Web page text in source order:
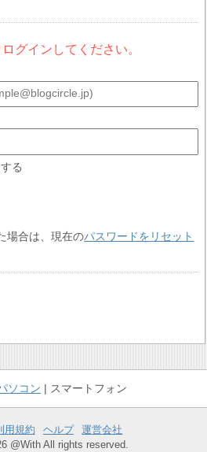
グインしてください。
る
場合は、現在のパスワードをリセット
ソコン スマートフォン
用規約 ヘルプ
運営会社
@With All rights reserved.